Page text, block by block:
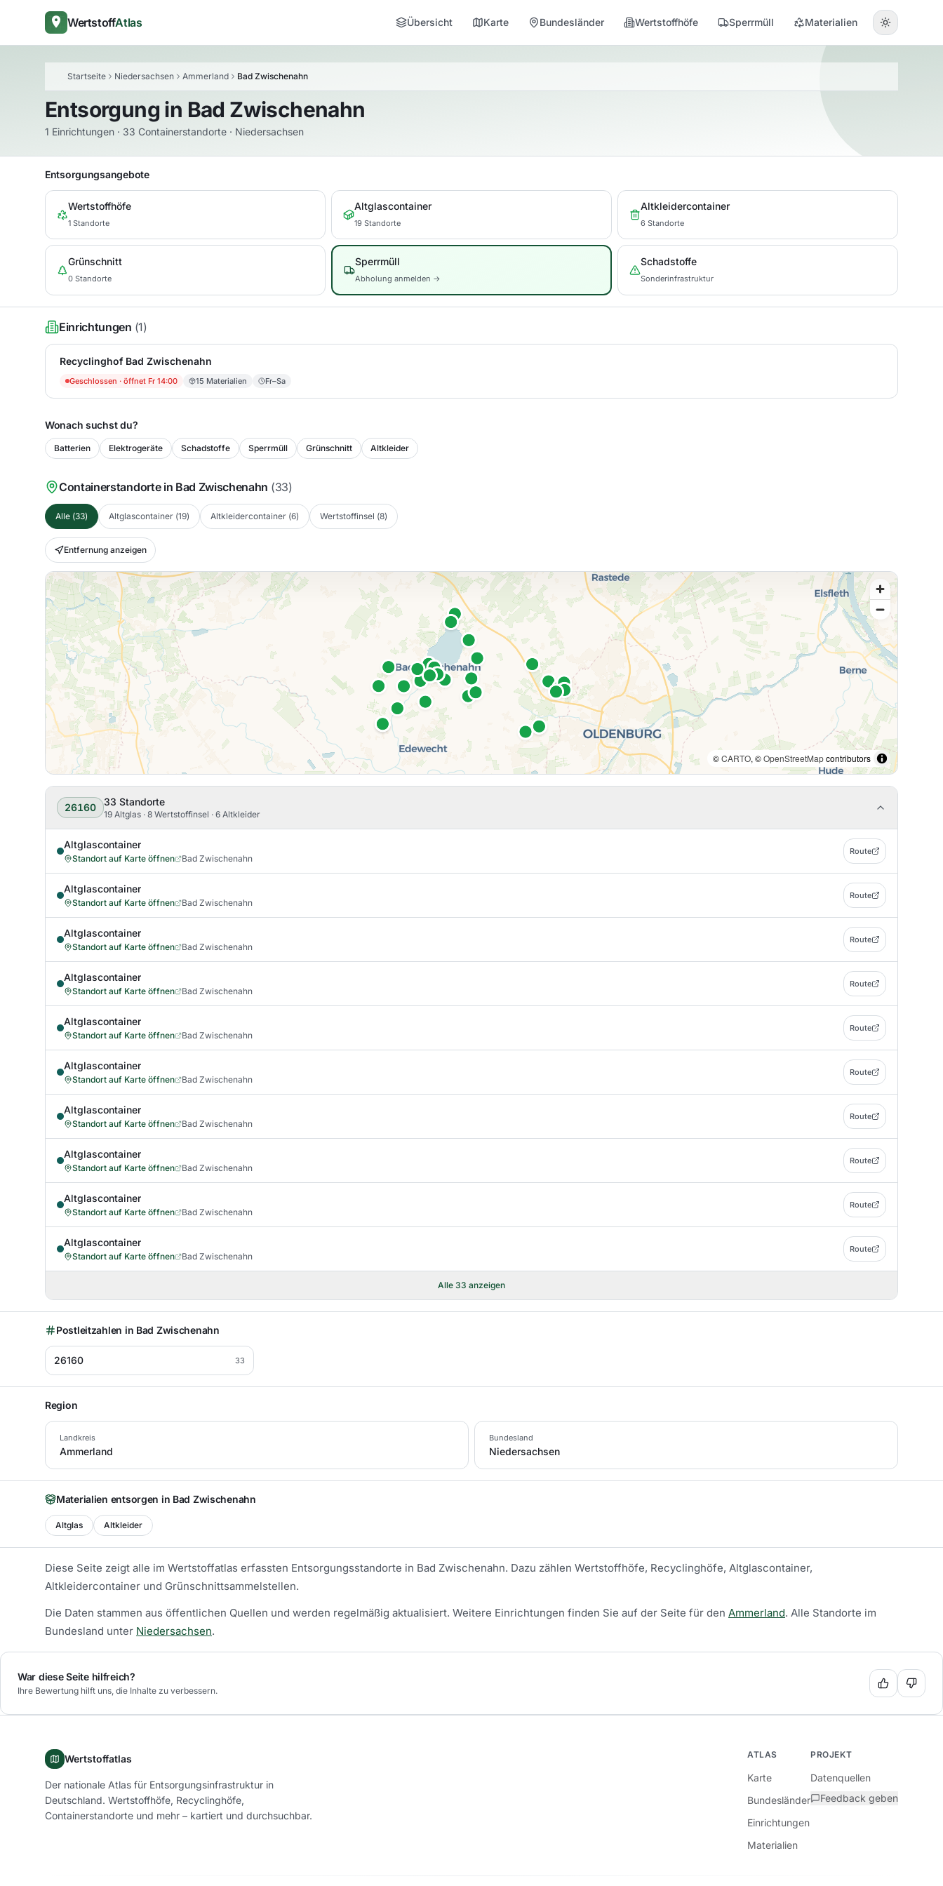
WertstoffAtlas Übersicht Karte Bundesländer Wertstoffhöfe Sperrmüll Materialien
Startseite Niedersachsen Ammerland Bad Zwischenahn
Entsorgung in Bad Zwischenahn
1 Einrichtungen · 33 Containerstandorte · Niedersachsen
Entsorgungsangebote
Wertstoffhöfe
1 Standorte
Altglascontainer
19 Standorte
Altkleidercontainer
6 Standorte
Grünschnitt
0 Standorte
Sperrmüll
Abholung anmelden →
Schadstoffe
Sonderinfrastruktur
Einrichtungen (1)
Recyclinghof Bad Zwischenahn
Geschlossen · öffnet Fr 14:00 15 Materialien Fr–Sa
Wonach suchst du?
Batterien Elektrogeräte Schadstoffe Sperrmüll Grünschnitt Altkleider
Containerstandorte in Bad Zwischenahn (33)
Alle (33) Altglascontainer (19) Altkleidercontainer (6) Wertstoffinsel (8)
Entfernung anzeigen
©CARTO, ©OpenStreetMapcontributors
26160 33 Standorte
19 Altglas · 8 Wertstoffinsel · 6 Altkleider
Altglascontainer
Standort auf Karte öffnen Bad Zwischenahn
Route
Altglascontainer
Standort auf Karte öffnen Bad Zwischenahn
Route
Altglascontainer
Standort auf Karte öffnen Bad Zwischenahn
Route
Altglascontainer
Standort auf Karte öffnen Bad Zwischenahn
Route
Altglascontainer
Standort auf Karte öffnen Bad Zwischenahn
Route
Altglascontainer
Standort auf Karte öffnen Bad Zwischenahn
Route
Altglascontainer
Standort auf Karte öffnen Bad Zwischenahn
Route
Altglascontainer
Standort auf Karte öffnen Bad Zwischenahn
Route
Altglascontainer
Standort auf Karte öffnen Bad Zwischenahn
Route
Altglascontainer
Standort auf Karte öffnen Bad Zwischenahn
Route
Alle 33 anzeigen
Postleitzahlen in Bad Zwischenahn
26160 33
Region
Landkreis
Ammerland
Bundesland
Niedersachsen
Materialien entsorgen in Bad Zwischenahn
Altglas Altkleider
Diese Seite zeigt alle im Wertstoffatlas erfassten Entsorgungsstandorte in Bad Zwischenahn. Dazu zählen Wertstoffhöfe, Recyclinghöfe, Altglascontainer,
Altkleidercontainer und Grünschnittsammelstellen.
Die Daten stammen aus öffentlichen Quellen und werden regelmäßig aktualisiert. Weitere Einrichtungen finden Sie auf der Seite für den Ammerland. Alle Standorte im
Bundesland unter Niedersachsen.
War diese Seite hilfreich?
Ihre Bewertung hilft uns, die Inhalte zu verbessern.
Wertstoffatlas
Der nationale Atlas für Entsorgungsinfrastruktur in
Deutschland. Wertstoffhöfe, Recyclinghöfe,
Containerstandorte und mehr – kartiert und durchsuchbar.
ATLAS
Karte
Bundesländer
Einrichtungen
Materialien
PROJEKT
Datenquellen
Feedback geben